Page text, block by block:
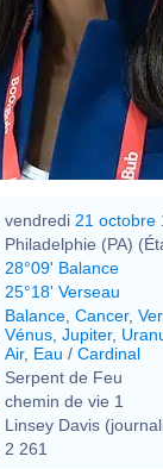
vendredi 21 octobre
Philadelphie (PA)
28°09' Balance
25°18' Verseau
Balance Cancer,
Vénus Jupiter,
Air, Eau / Cardinal
Serpent de Feu
chemin de vie 1
Linsey Davis
2 261